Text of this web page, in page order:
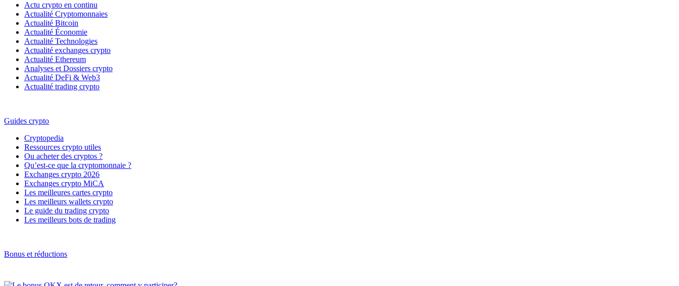
Actu crypto en continu
Actualité Cryptomonnaies
Actualité Bitcoin
Actualité Économie
Actualité Technologies
Actualité exchanges crypto
Actualité Ethereum
Analyses et Dossiers crypto
Actualité DeFi & Web3
Actualité trading crypto
Guides crypto
Cryptopedia
Ressources crypto utiles
Ou acheter des cryptos ?
Qu’est-ce que la cryptomonnaie ?
Exchanges crypto 2026
Exchanges crypto MiCA
Les meilleures cartes crypto
Les meilleurs wallets crypto
Le guide du trading crypto
Les meilleurs bots de trading
Bonus et réductions